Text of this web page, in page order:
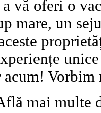
vă oferi o
mare, un
Vorbim
mai multe